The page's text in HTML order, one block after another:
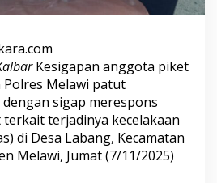
Kesigapan anggota piket
Polres Melawi patut
sigap merespons
terjadinya kecelakaan
di Desa Labang, Kecamatan
Melawi, Jumat (7/11/2025)